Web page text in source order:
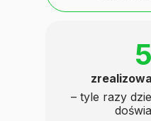
– tyle razy